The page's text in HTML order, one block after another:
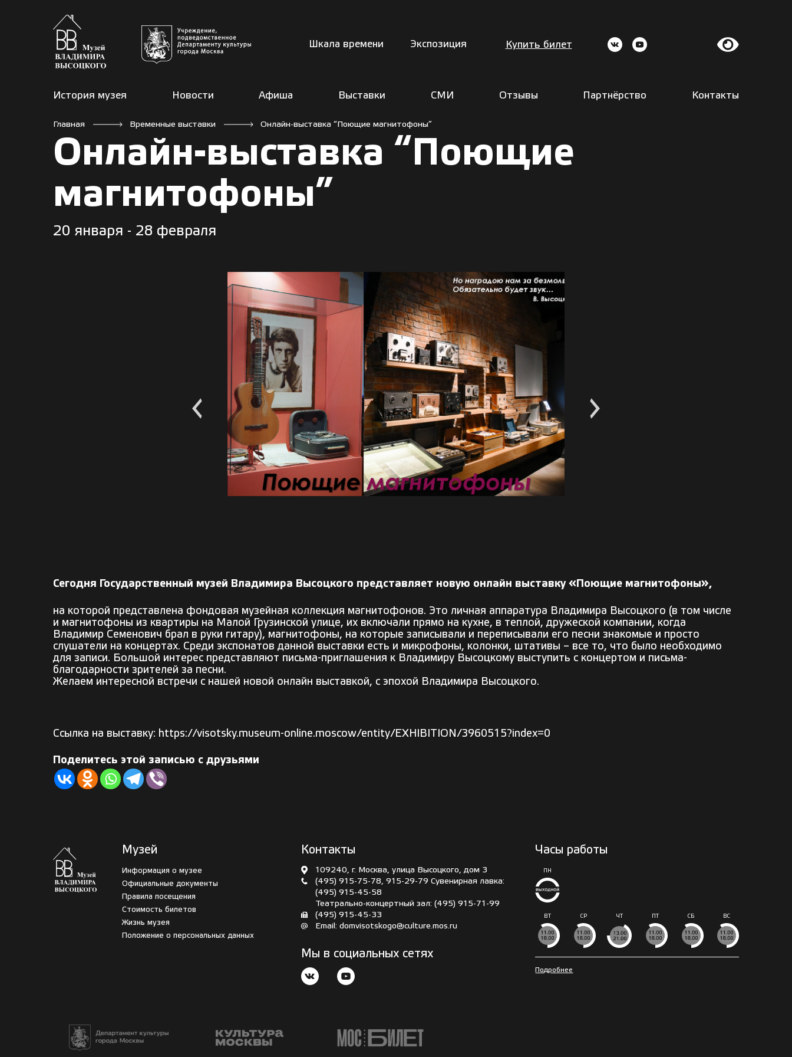
Шкала времени Экспозиция Купить билет
История музея Новости Афиша Выставки СМИ Отзывы Партнёрство Контакты
Главная Временные выставки Онлайн-выставка “Поющие магнитофоны”
Онлайн-выставка “Поющие
магнитофоны”
20 января - 28 февраля
Сегодня Государственный музей Владимира Высоцкого представляет новую онлайн выставку «Поющие магнитофоны»,
на которой представлена фондовая музейная коллекция магнитофонов. Это личная аппаратура Владимира Высоцкого (в том числе
и магнитофоны из квартиры на Малой Грузинской улице, их включали прямо на кухне, в теплой, дружеской компании, когда
Владимир Семенович брал в руки гитару), магнитофоны, на которые записывали и переписывали его песни знакомые и просто
слушатели на концертах. Среди экспонатов данной выставки есть и микрофоны, колонки, штативы – все то, что было необходимо
для записи. Большой интерес представляют письма-приглашения к Владимиру Высоцкому выступить с концертом и письма-
благодарности зрителей за песни.
Желаем интересной встречи с нашей новой онлайн выставкой, с эпохой Владимира Высоцкого.
Ссылка на выставку: https://visotsky.museum-online.moscow/entity/EXHIBITION/3960515?index=0
Поделитесь этой записью с друзьями
Музей
Информация о музее
Официальные документы
Правила посещения
Стоимость билетов
Жизнь музея
Положение о персональных данных
Контакты
109240, г. Москва, улица Высоцкого, дом 3
(495) 915-75-78, 915-29-79 Сувенирная лавка:
(495) 915-45-58
Театрально-концертный зал: (495) 915-71-99
(495) 915-45-33
Email: domvisotskogo@culture.mos.ru
Мы в социальных сетях
Часы работы
ПН
ВТ СР ЧТ СБ ВС
Подробнее